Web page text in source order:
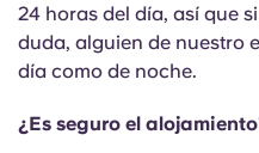
24 horas del día, así que
duda, alguien de nuestro
día como de noche.
¿Es seguro el